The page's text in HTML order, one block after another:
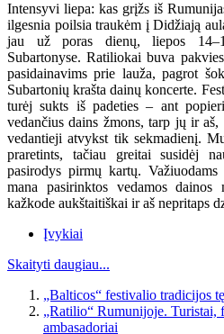
Intensyvi liepa: kas grįžs iš
ilgesnia poilsia traukėm į Didžiają
jau už poras dienų, liepos
Subartonyse. Ratiliokai buva
pasidainavims prie lauža, pagrot
Subartonių krašta dainų koncerte.
turėj sukts iš padeties – ant
vedančius dains žmons, tarp jų ir
vedantieji atvykst tik sekmadienį.
praretints, tačiau greitai susidėj
pasirodys pirmų kartų.
mana pasirinktos vedamos
kažkode aukštaitiškai ir aš nepritaps
Įvykiai
Skaityti daugiau...
„Balticos“ festivalio tradicijos
„Ratilio“ Rumunijoje.
ambasadoriai